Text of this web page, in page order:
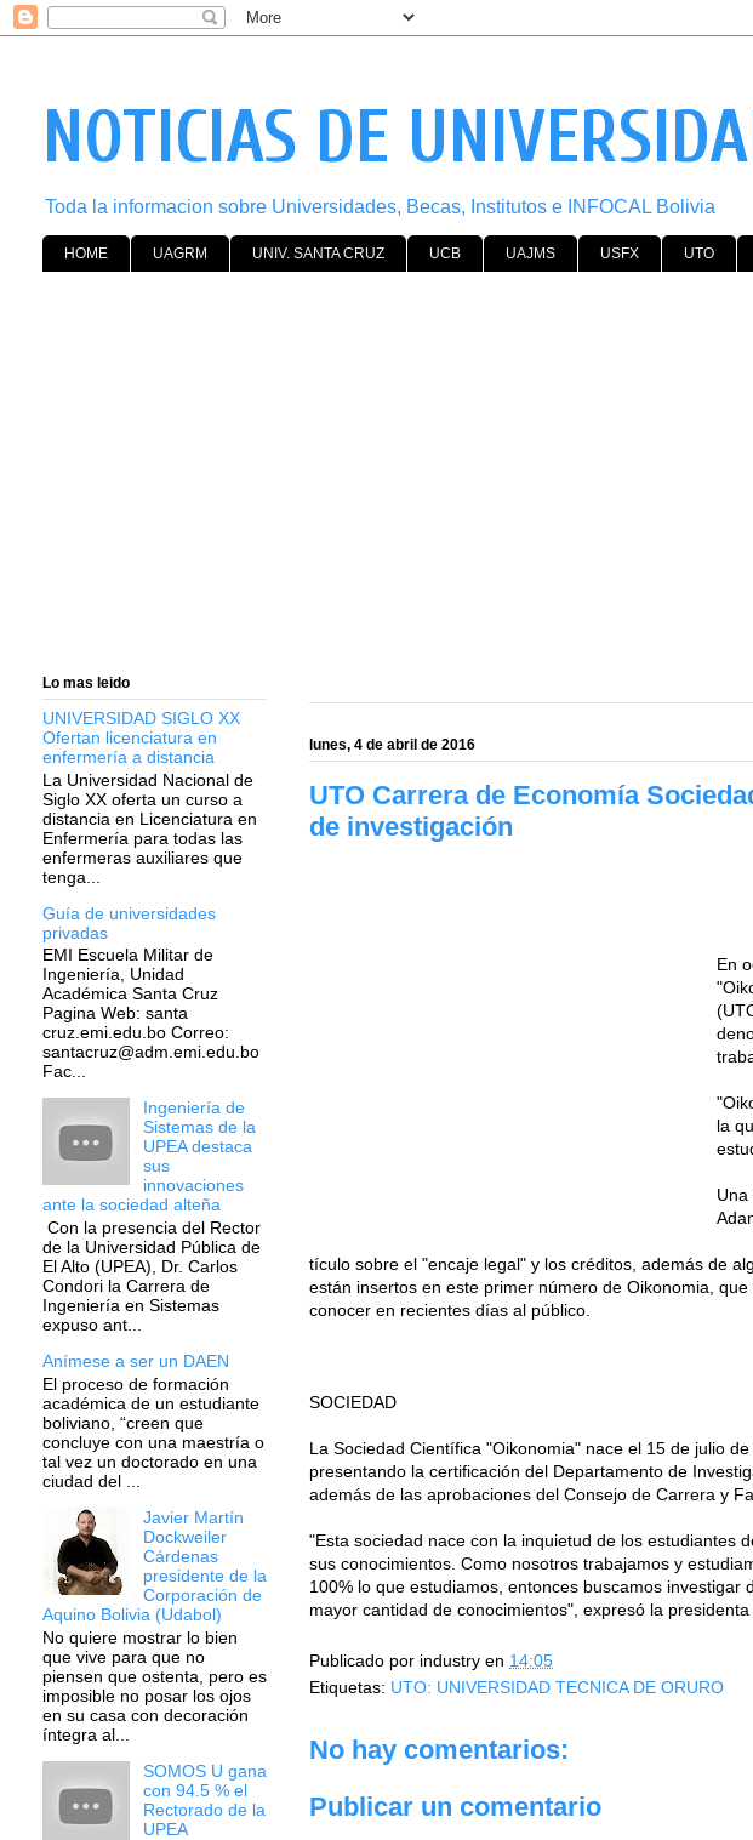
NOTICIAS DE
Toda la informacion sobre Universidades, Becas, Institutos e INFOCAL Bolivia
HOME UAGRM UNIV. SANTA CRUZ UCB UAJMS USFX UTO
lunes, 4 de abril de 2016
UTO Carrera de Economía
de investigación
En
la
tículo sobre el "encaje legal" y los créditos, además de
están insertos en este primer número de Oikonomia,
conocer en recientes días al público.
SOCIEDAD
La Sociedad Científica "Oikonomia" nace el 15 de julio
presentando la certificación del Departamento de
además de las aprobaciones del Consejo de Carrera y
"Esta sociedad nace con la inquietud de los estudiantes
sus conocimientos. Como nosotros trabajamos y
100% lo que estudiamos, entonces buscamos
mayor cantidad de conocimientos", expresó la
Publicado por industry en 14:05
Etiquetas: UTO: UNIVERSIDAD TECNICA DE ORURO
No hay comentarios:
Publicar un comentario
Lo mas leido
UNIVERSIDAD SIGLO XX
Ofertan licenciatura en
enfermería a distancia
La Universidad Nacional de
Siglo XX oferta un curso a
distancia en Licenciatura en
Enfermería para todas las
enfermeras auxiliares que
tenga...
Guía de universidades
privadas
EMI Escuela Militar de
Ingeniería, Unidad
Académica Santa Cruz
Pagina Web: santa
cruz.emi.edu.bo Correo:
santacruz@adm.emi.edu.bo
Fac...
Ingeniería de
Sistemas de la
UPEA destaca
sus
innovaciones
ante la sociedad alteña
Con la presencia del Rector
de la Universidad Pública de
El Alto (UPEA), Dr. Carlos
Condori la Carrera de
Ingeniería en Sistemas
expuso ant...
Anímese a ser un DAEN
El proceso de formación
académica de un estudiante
boliviano, “creen que
concluye con una maestría o
tal vez un doctorado en una
ciudad del ...
Javier Martín
Dockweiler
Cárdenas
presidente de la
Corporación de
Aquino Bolivia (Udabol)
No quiere mostrar lo bien
que vive para que no
piensen que ostenta, pero es
imposible no posar los ojos
en su casa con decoración
íntegra al...
SOMOS U gana
con 94.5 % el
Rectorado de la
UPEA